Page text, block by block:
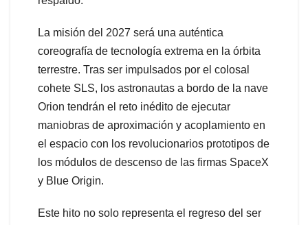
La misión del 2027 será una auténtica
coreografía de tecnología extrema en la órbita
terrestre. Tras ser impulsados por el colosal
cohete SLS, los astronautas a bordo de la nave
Orion tendrán el reto inédito de ejecutar
maniobras de aproximación y acoplamiento en
el espacio con los revolucionarios prototipos de
los módulos de descenso de las firmas SpaceX
y Blue Origin.
Este hito no solo representa el regreso del ser